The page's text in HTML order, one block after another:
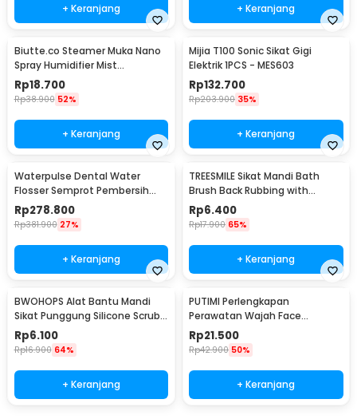
+ Keranjang + Keranjang
Biutte.co Steamer Muka Nano
Spray Humidifier Mist
Atomization - L-2
Rp18.700
Rp38.900 52%
+ Keranjang
Mijia T100 Sonic Sikat Gigi
Elektrik 1PCS - MES603
Rp132.700
Rp203.900 35%
+ Keranjang
Waterpulse Dental Water
Flosser Semprot Pembersih
Gigi 3 Mode 200ml - V500
Rp278.800
Rp381.900 27%
+ Keranjang
TREESMILE Sikat Mandi Bath
Brush Back Rubbing with
Shower Puff - LF730
Rp6.400
Rp17.900 65%
+ Keranjang
BWOHOPS Alat Bantu Mandi
Sikat Punggung Silicone Scrub
Brush 60cm - BW60
Rp6.100
Rp16.900 64%
+ Keranjang
PUTIMI Perlengkapan
Perawatan Wajah Face
Treatment Equipment 7 PCS -
PT4
Rp21.500
Rp42.900 50%
+ Keranjang